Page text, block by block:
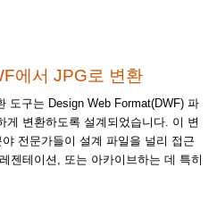
에서 JPG로 변환
도구는 Design Web Format(DWF) 파
게 변환하도록 설계되었습니다. 이 변
전문가들이 설계 파일을 널리 접근
젠테이션, 또는 아카이브하는 데 특히